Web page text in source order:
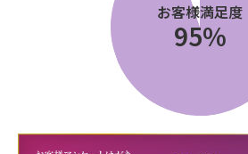
お客様満足度
95%